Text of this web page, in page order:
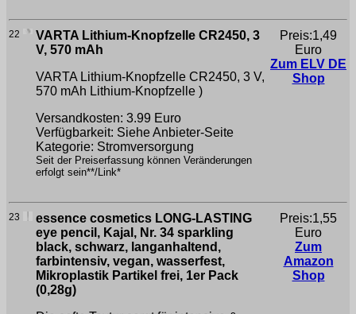
22
VARTA Lithium-Knopfzelle CR2450, 3
V, 570 mAh
VARTA Lithium-Knopfzelle CR2450, 3 V,
570 mAh Lithium-Knopfzelle )
Versandkosten: 3.99 Euro
Verfügbarkeit: Siehe Anbieter-Seite
Kategorie: Stromversorgung
Seit der Preiserfassung können Veränderungen
erfolgt sein**/Link*
Preis:1,49
Euro
Zum ELV DE
Shop
23
essence cosmetics LONG-LASTING
eye pencil, Kajal, Nr. 34 sparkling
black, schwarz, langanhaltend,
farbintensiv, vegan, wasserfest,
Mikroplastik Partikel frei, 1er Pack
(0,28g)
Preis:1,55
Euro
Zum
Amazon
Shop